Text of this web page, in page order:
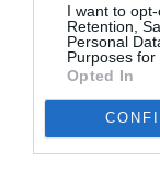
I want to
Retention,
Personal
Purposes for
Opted In
atplhkta
Contrôles
arrivées plus